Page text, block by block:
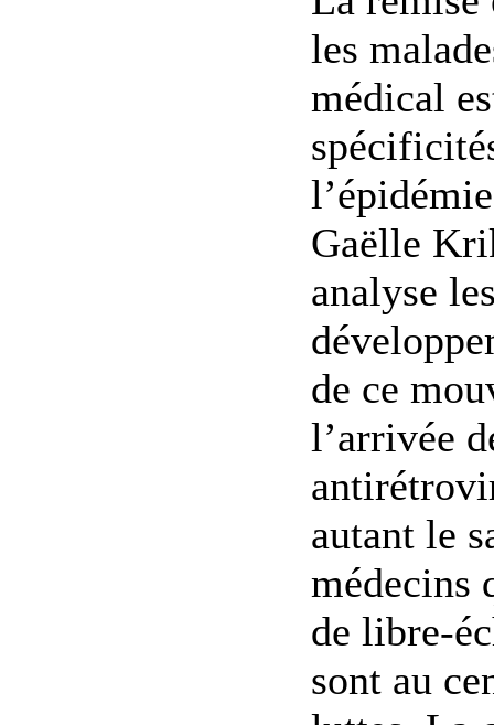
les
médical
Gaëlle
analyse
de ce
l’arrivée
autant le
médecins
de libre-
sont au